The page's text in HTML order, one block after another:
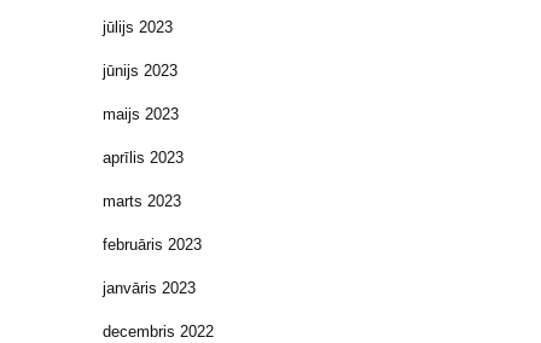
jūlijs 2023
jūnijs 2023
maijs 2023
aprīlis 2023
marts 2023
februāris 2023
janvāris 2023
decembris 2022